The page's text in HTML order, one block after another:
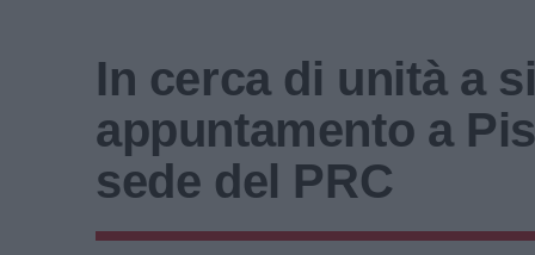
In cerca di unità a
appuntamento a
sede del PRC